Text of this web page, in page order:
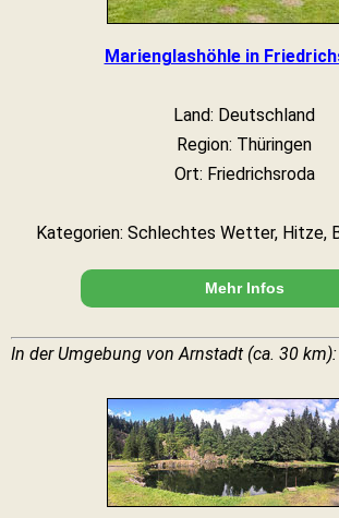
Marienglashöhle in
Land: Deutschland
Region: Thüringen
Ort: Friedrichsroda
Kategorien: Schlechtes Wetter, Hitze,
Mehr Infos
In der Umgebung von Arnstadt (ca. 30 km):